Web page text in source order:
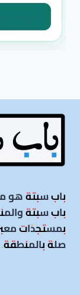
باب سبتة هو
باب سبتة
بمستجدّات
صلة بالمنطقة.